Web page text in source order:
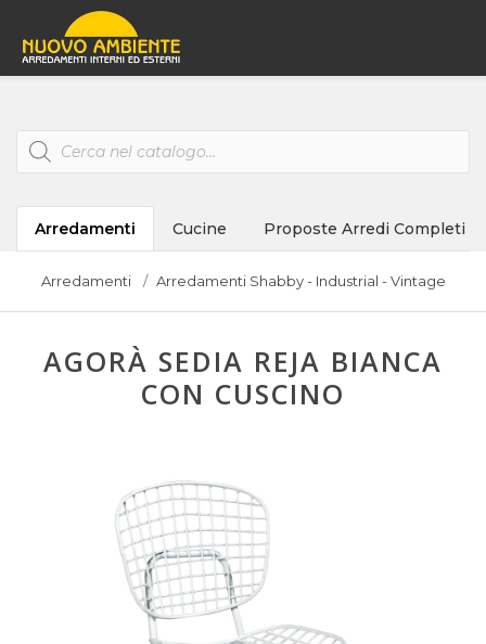
Products
search
Arredamenti Cucine Proposte Arredi Completi
Arredamenti Arredamenti Shabby - Industrial - Vintage
AGORÀ SEDIA REJA BIANCA
CON CUSCINO